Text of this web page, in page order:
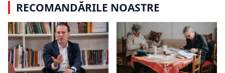
RECOMANDĂRILE NOASTRE